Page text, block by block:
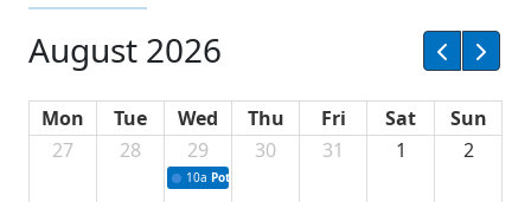
August 2026
Mon Tue Wed Thu Fri Sat
Sun
27
28 29
10a Potpisivanje ugovora sa neprofitnim
30 31 1 2